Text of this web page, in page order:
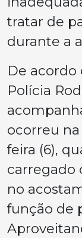
tratar de
durante a
De
Polícia
ocorreu
feira (6),
carregado
no
função de